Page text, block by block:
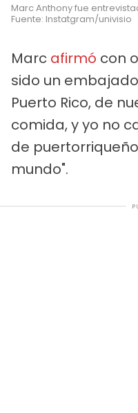
Marc Anthony fue
Fuente: Instatgram/univisio
Marc afirmó con
sido un
Puerto Rico, de
comida, y yo no
de
mundo".